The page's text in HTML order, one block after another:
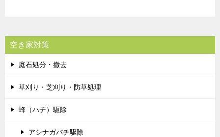
空き家対策
庭石処分・撤去
草刈り・芝刈り・防草処理
蜂（ハチ）駆除
アシナガバチ駆除